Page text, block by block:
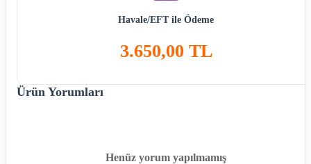
Havale/EFT ile Ödeme
3.650,00 TL
Ürün Yorumları
Henüz yorum yapılmamış